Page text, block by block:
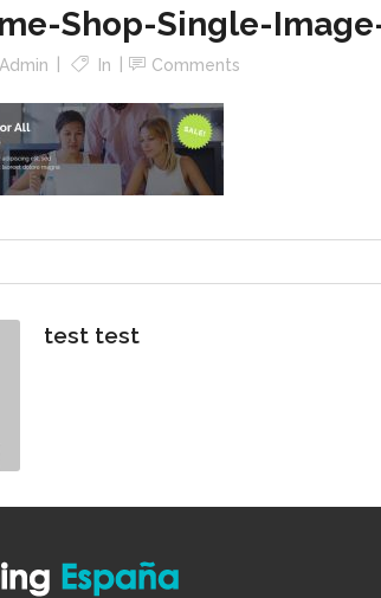
Shop-Single-
Admin In Comments
test test